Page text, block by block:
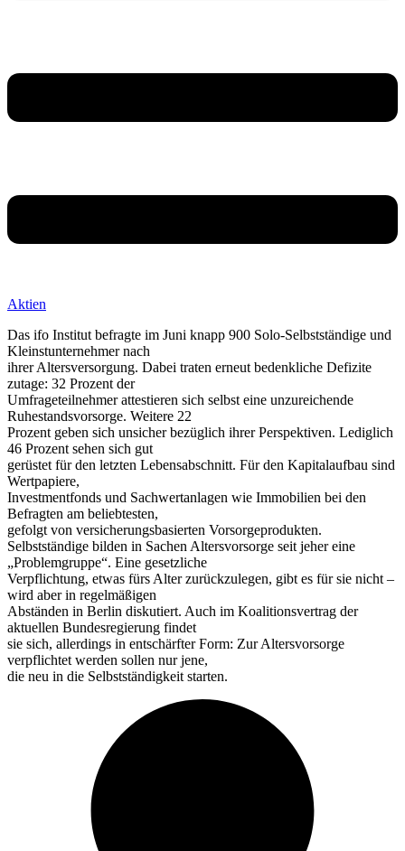
Aktien
Das ifo Institut befragte im Juni knapp 900 Solo-Selbstständige und
Kleinstunternehmer nach
ihrer Altersversorgung. Dabei traten erneut bedenkliche Defizite
zutage: 32 Prozent der
Umfrageteilnehmer attestieren sich selbst eine unzureichende
Ruhestandsvorsorge. Weitere 22
Prozent geben sich unsicher bezüglich ihrer Perspektiven. Lediglich
46 Prozent sehen sich gut
gerüstet für den letzten Lebensabschnitt. Für den Kapitalaufbau sind
Wertpapiere,
Investmentfonds und Sachwertanlagen wie Immobilien bei den
Befragten am beliebtesten,
gefolgt von versicherungsbasierten Vorsorgeprodukten.
Selbstständige bilden in Sachen Altersvorsorge seit jeher eine
„Problemgruppe“. Eine gesetzliche
Verpflichtung, etwas fürs Alter zurückzulegen, gibt es für sie nicht –
wird aber in regelmäßigen
Abständen in Berlin diskutiert. Auch im Koalitionsvertrag der
aktuellen Bundesregierung findet
sie sich, allerdings in entschärfter Form: Zur Altersvorsorge
verpflichtet werden sollen nur jene,
die neu in die Selbstständigkeit starten.